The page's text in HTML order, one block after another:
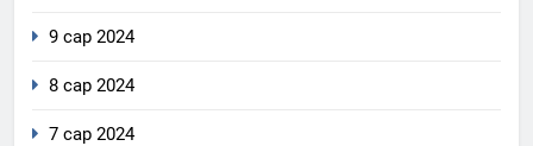
9 сар 2024
8 сар 2024
7 сар 2024